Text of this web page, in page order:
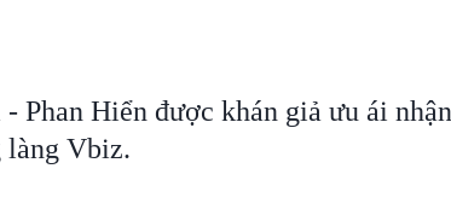
Phan Hiển được khán giả ưu ái
làng Vbiz.